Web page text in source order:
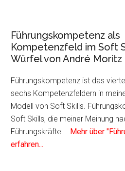
Personale
Kompetenz
als
im
Soft
Skills
Würfel
von
Führungskompetenz als
Kompetenzfeld im Soft
Würfel von André Moritz
Führungskompetenz ist das
sechs Kompetenzfeldern in
Modell von Soft Skills.
Soft Skills, die meiner Meinung
Führungskräfte … Mehr über
erfahren...